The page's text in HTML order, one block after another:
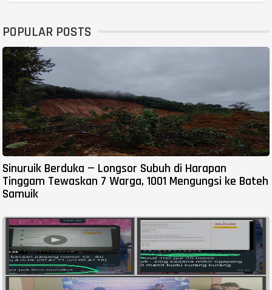
POPULAR POSTS
Sinuruik Berduka — Longsor Subuh di Harapan
Tinggam Tewaskan 7 Warga, 1001 Mengungsi ke Bateh
Samuik